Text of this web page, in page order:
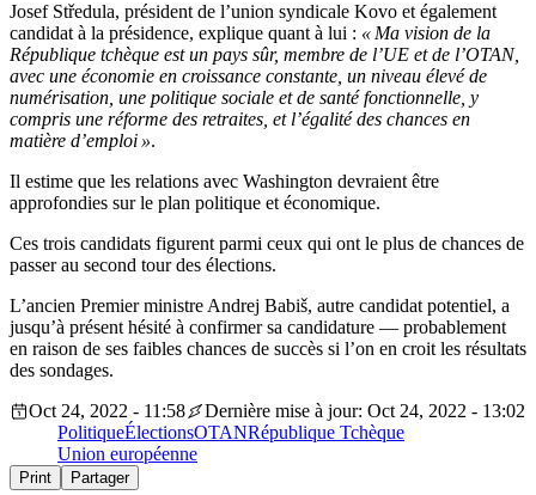
Josef Středula, président de l’union syndicale Kovo et également
candidat à la présidence, explique quant à lui : « Ma vision de la
République tchèque est un pays sûr, membre de l’UE et de l’OTAN,
avec une économie en croissance constante, un niveau élevé de
numérisation, une politique sociale et de santé fonctionnelle, y
compris une réforme des retraites, et l’égalité des chances en
matière d’emploi ».
Il estime que les relations avec Washington devraient être
approfondies sur le plan politique et économique.
Ces trois candidats figurent parmi ceux qui ont le plus de chances de
passer au second tour des élections.
L’ancien Premier ministre Andrej Babiš, autre candidat potentiel, a
jusqu’à présent hésité à confirmer sa candidature — probablement
en raison de ses faibles chances de succès si l’on en croit les résultats
des sondages.
Oct 24, 2022 - 11:58
Dernière mise à jour: Oct 24, 2022 - 13:02
PolitiqueÉlectionsOTANRépublique Tchèque
Union européenne
Print Partager